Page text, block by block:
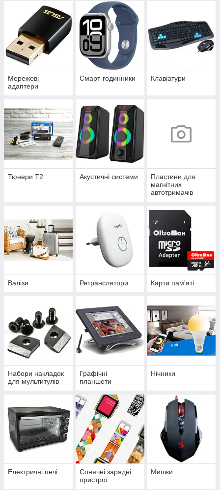
Мережеві
адаптери
Смарт-годинники Клавіатури
Тюнери Т2 Акустичні системи
Пластини для
магнітних
автотримачів
Валізи Ретранслятори Карти пам'яті
Набори накладок
для мультитулів
Графічні
планшети
Нічники
Електричні печі
Сонячні зарядні
пристрої
Мишки